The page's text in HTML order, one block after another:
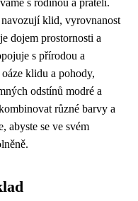
s rodinou a přáteli.
navozují klid, vyrovnanost
dojem prostornosti a
s přírodou a
klidu a pohody,
odstínů modré a
různé barvy a
abyste se ve svém